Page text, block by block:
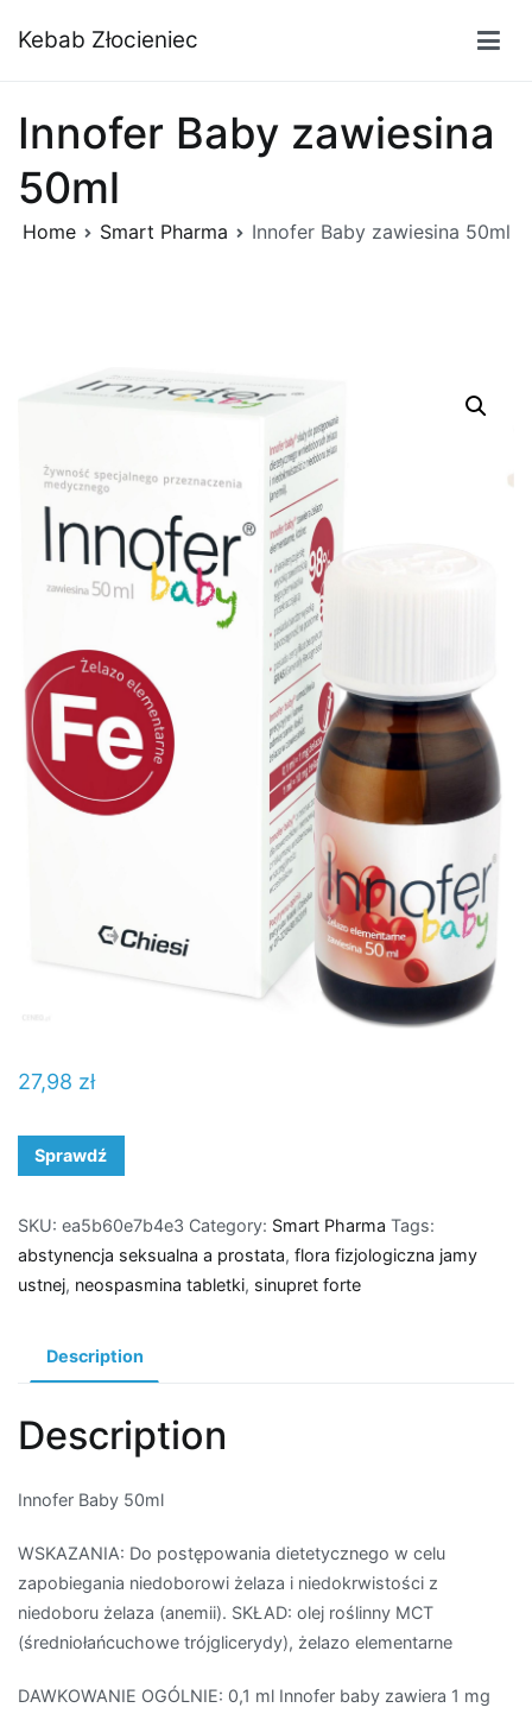
doKebab Złocieniec
Innofer Baby zawiesina
50ml
Home Smart Pharma Innofer Baby zawiesina 50ml
27,98 zł
Sprawdź
SKU: ea5b60e7b4e3 Category: Smart Pharma Tags:
abstynencja seksualna a prostata, flora fizjologiczna jamy
ustnej, neospasmina tabletki, sinupret forte
Description
Description
Innofer Baby 50ml
WSKAZANIA: Do postępowania dietetycznego w celu
zapobiegania niedoborowi żelaza i niedokrwistości z
niedoboru żelaza (anemii). SKŁAD: olej roślinny MCT
(średniołańcuchowe trójglicerydy), żelazo elementarne
DAWKOWANIE OGÓLNIE: 0,1 ml Innofer baby zawiera 1 mg